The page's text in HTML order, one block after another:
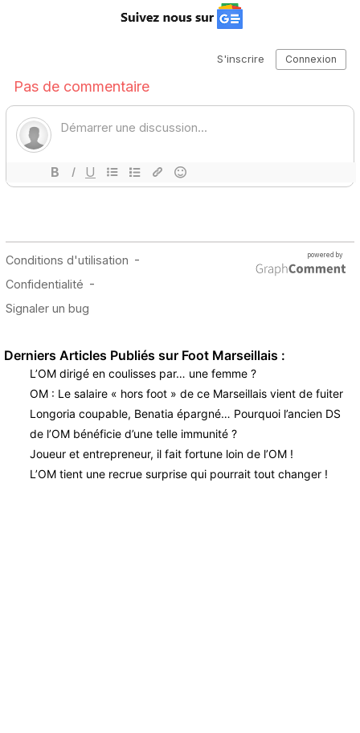
Derniers Articles Publiés sur Foot Marseillais :
L’OM dirigé en coulisses par… une femme ?
OM : Le salaire « hors foot » de ce Marseillais vient de fuiter
Longoria coupable, Benatia épargné… Pourquoi l’ancien DS
de l’OM bénéficie d’une telle immunité ?
Joueur et entrepreneur, il fait fortune loin de l’OM !
L’OM tient une recrue surprise qui pourrait tout changer !